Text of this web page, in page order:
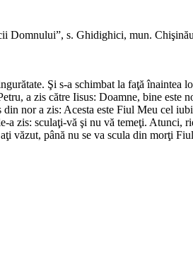
s. Ghidighici, mun.
Şi s-a schimbat la faţă înaintea
a zis către Iisus: Doamne, bine este
nor a zis: Acesta este Fiul Meu cel
a zis: sculaţi-vă şi nu vă temeţi. Atunci,
văzut, până nu se va scula din morţi